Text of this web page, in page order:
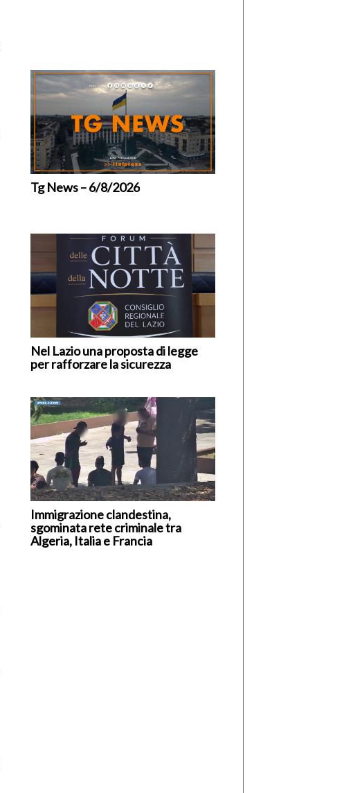
Tg News – 6/8/2026
Nel Lazio una proposta di legge
per rafforzare la sicurezza
Immigrazione clandestina,
sgominata rete criminale tra
Algeria, Italia e Francia